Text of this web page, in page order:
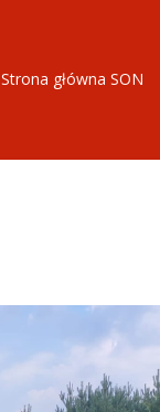
Strona główna SON